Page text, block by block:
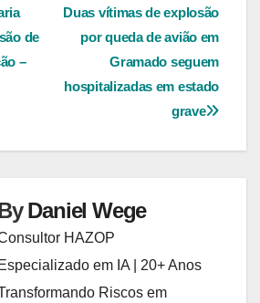
Duas vítimas de explosão
por queda de avião em
Gramado seguem
hospitalizadas em estado
grave
de
–
Daniel Wege
HAZOP
Especializado em IA | 20+ Anos
Riscos em